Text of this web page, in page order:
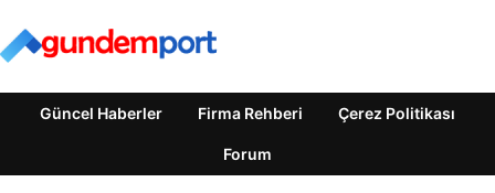
Güncel Haberler Firma Rehberi Çerez Politikası
Forum